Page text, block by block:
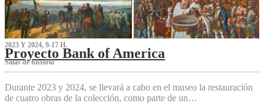
2023 Y 2024, 9-17 H.
Proyecto Bank of America
S‌alas de historia
Durante 2023 y 2024, se llevará a cabo en el museo la restauración
de cuatro obras de la colección, como parte de un…